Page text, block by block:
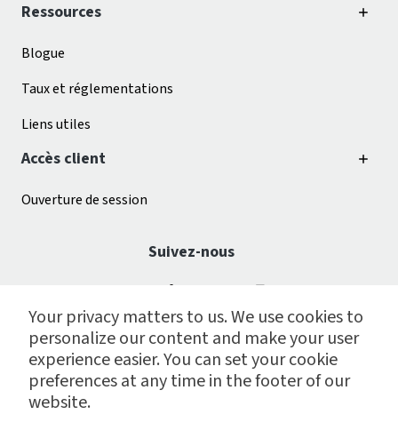
Your privacy matters to us. We use cookies to
personalize our content and make your user
experience easier. You can set your cookie
preferences at any time in the footer of our
website.
Ressources
Blogue
Taux et réglementations
Liens utiles
Accès client
Ouverture de session
Suivez-nous